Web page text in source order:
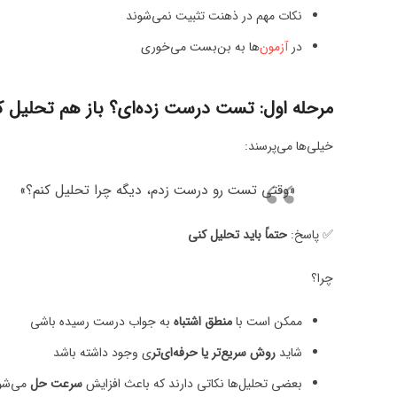
نکات مهم در ذهنت تثبیت نمی‌شوند
درآزمون‌ها به بن‌بست می‌خوری
مرحله اول: تست درست زده‌ای؟ باز هم تحلیل
خیلی‌ها می‌پرسند:
«وقتی تست رو درست زدم، دیگه چرا تحلیل کنم؟»
✅ پاسخ: حتماً باید تحلیل کنی
چرا؟
ممکن است بامنطق اشتباه به جواب درست رسیده باشی
شاید روش سریع‌تر یا حرفه‌ای‌تری وجود داشته باشد
بعضی تحلیل‌ها نکاتی دارند که باعث افزایشسرعت حل